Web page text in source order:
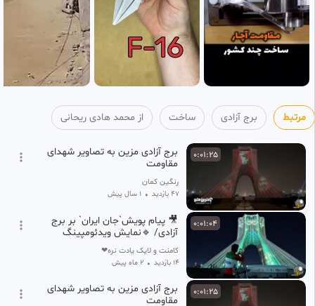
مرتبط برج آزادی ساخت از محمد هادی ریحانی
0:01:25
برج آزادی مزین به تصاویر شهدای
مقاومت
رنگین کمان
47 بازدید • 1 سال پیش
0:01:04
🎥 پیام پویش`جان ایران` بر برج
آزادی/ 🔹نمایش ویدئومپینگ
کامنت و لایک یادت نره❤
14 بازدید • 2 ماه پیش
0:01:25
برج آزادی مزین به تصاویر شهدای
مقاومت